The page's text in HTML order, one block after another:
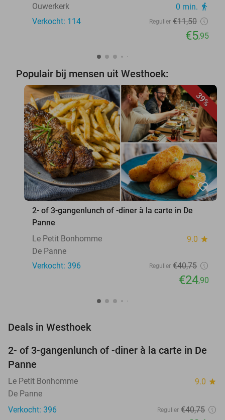
Ouwerkerk 0 min. directions_walk
Verkocht: 114 Regulier €11,50
€5,95
Populair bij mensen uit Westhoek:
39%
favorite_border
2- of 3-gangenlunch of -diner à la carte in De
Panne
Le Petit Bonhomme
9.0 star
De Panne
Verkocht: 396
Regulier €40,75
€24,90
Deals in Westhoek
39%
2- of 3-gangenlunch of -diner à la carte in De
Panne
Le Petit Bonhomme 9.0 star
De Panne
Verkocht: 396
Regulier €40,75